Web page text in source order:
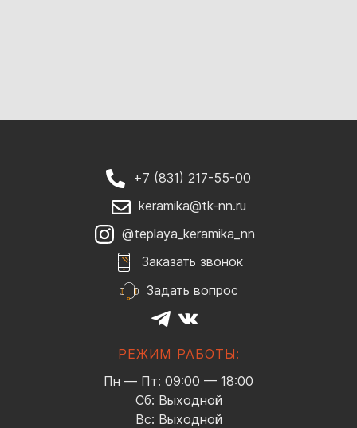
+7 (831) 217-55-00
keramika@tk-nn.ru
@teplaya_keramika_nn
Заказать звонок
Задать вопрос
РЕЖИМ РАБОТЫ:
Пн — Пт: 09:00 — 18:00
Сб: Выходной
Вс: Выходной